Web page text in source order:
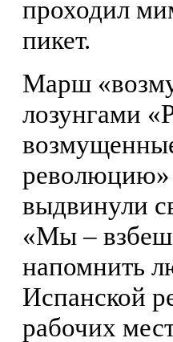
проходил
пикет.
Марш
лозунгами
революцию»
выдвинули
«Мы –
напомнить
Испанской
рабочих